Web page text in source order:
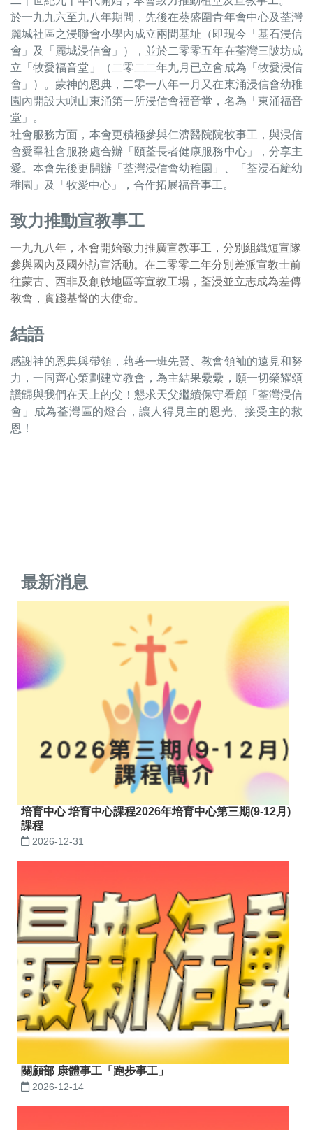
於一九九六至九八年期間，先後在葵盛圍青年會中心及荃灣
麗城社區之浸聯會小學內成立兩間基址（即現今「基石浸信
會」及「麗城浸信會」），並於二零零五年在荃灣三陂坊成
立「牧愛福音堂」（二零二二年九月已立會成為「牧愛浸信
會」）。蒙神的恩典，二零一八年一月又在東涌浸信會幼稚
園內開設大嶼山東涌第一所浸信會福音堂，名為「東涌福音
堂」。
社會服務方面，本會更積極參與仁濟醫院院牧事工，與浸信
會愛羣社會服務處合辦「頤荃長者健康服務中心」，分享主
愛。本會先後更開辦「荃灣浸信會幼稚園」、「荃浸石籬幼
稚園」及「牧愛中心」，合作拓展福音事工。
致力推動宣教事工
一九九八年，本會開始致力推廣宣教事工，分別組織短宣隊
參與國內及國外訪宣活動。在二零零二年分別差派宣教士前
往蒙古、西非及創啟地區等宣教工場，荃浸並立志成為差傳
教會，實踐基督的大使命。
結語
感謝神的恩典與帶領，藉著一班先賢、教會領袖的遠見和努
力，一同齊心策劃建立教會，為主結果纍纍，願一切榮耀頌
讚歸與我們在天上的父！懇求天父繼續保守看顧「荃灣浸信
會」成為荃灣區的燈台，讓人得見主的恩光、接受主的救
恩！
最新消息
培育中心 培育中心課程2026年培育中心第三期(9-12月)
課程
2026-12-31
關顧部 康體事工「跑步事工」
2026-12-14